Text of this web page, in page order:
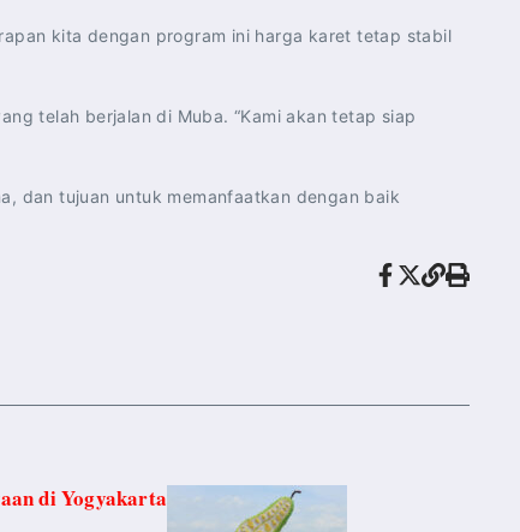
kita dengan program ini harga karet tetap stabil
telah berjalan di Muba. “Kami akan tetap siap
dan tujuan untuk memanfaatkan dengan baik
di Yogyakarta